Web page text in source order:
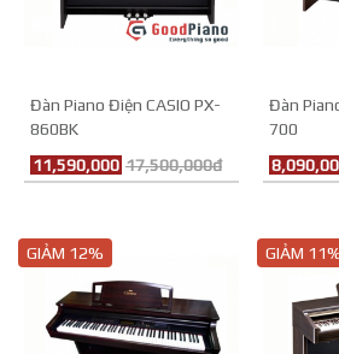
Đàn Piano Điện CASIO PX-
860BK
11,590,000 17,500,000đ
Đàn
700
GIẢM 12% GIẢM